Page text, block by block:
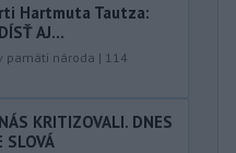
Hartmuta Tautza:
AJ...
pamäti národa | 114
KRITIZOVALI. DNES
SLOVÁ